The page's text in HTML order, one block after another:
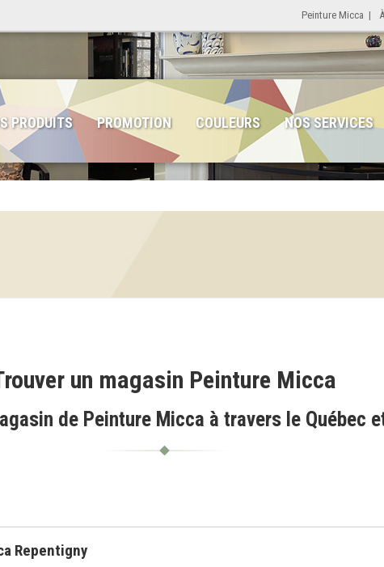
Peinture Micca |
PRODUITS PROMOTION COULEURS NOS SERVICES
un magasin Peinture Micca
de Peinture Micca à travers le Québec
Repentigny